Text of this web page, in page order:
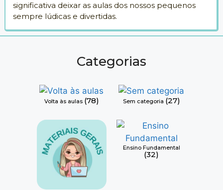
significativa deixar as aulas dos nossos pequenos
sempre lúdicas e divertidas.
Categorias
Volta às aulas (78) Sem categoria (27)
Ensino Fundamental
(32)